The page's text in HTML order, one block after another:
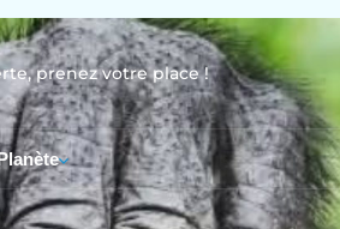
prenez votre place !